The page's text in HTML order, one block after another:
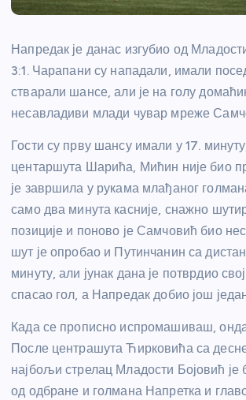
Напредак је данас изгубио од
3:1. Чарапани су нападали, имали
стварали шансе, али је на голу
несавладиви млади чувар мреже
Гости су прву шансу имали у 17.
центаршута Шарића, Мићин није био
је завршила у рукама млађаног
само два минута касније, снажно
позиције и поново је Самчовић био
шут је опробао и Путинчанин са
минуту, али јунак дана је потврдио
спасао гол, а Напредак добио још
Када се прописно испромашиваш,
После центрашута Ћирковића са
најбољи стрелац Младости Бојовић је
од одбране и голмана Напретка и